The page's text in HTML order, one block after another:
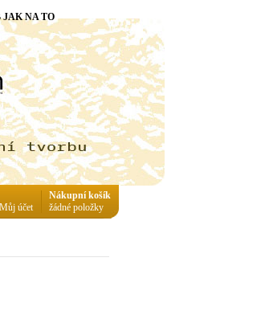
JAK NA TO
Nákupní košík
žádné položky
Můj účet